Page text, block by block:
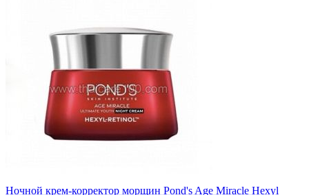
Ночной крем-корректор морщин Pond's Age Miracle Hexyl